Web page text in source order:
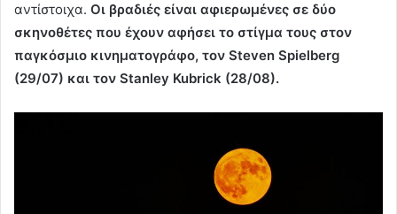
αντίστοιχα. Οι βραδιές είναι αφιερωμένες σε δύο
σκηνοθέτες που έχουν αφήσει το στίγμα τους στον
παγκόσμιο κινηματογράφο, τον Steven Spielberg
(29/07) και τον Stanley Kubrick (28/08).